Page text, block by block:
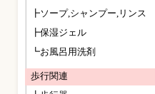
┣ソープ,シャンプー,リンス
┣保湿ジェル
┗お風呂用洗剤
歩行関連